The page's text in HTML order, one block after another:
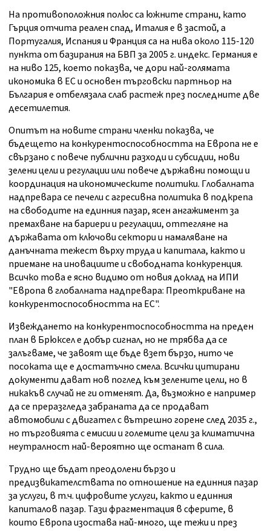
На противоположния полюс са южните страни, като
Гърция отчита реален спад, Италия е в застой, а
Португалия, Испания и Франция са на нива около 115-120
пункта от базирания на БВП за 2005 г. индекс. Германия е
на ниво 125, което показва, че дори най-голямата
икономика в ЕС и основен търговски партньор на
България е отбелязала слаб растеж през последните две
десетилетия.
Опитът на новите страни членки показва, че
бъдещето на конкурентоспособността на Европа не е
свързано с повече публични разходи и субсидии, нови
зелени цели и регулации или повече държавни помощи и
координация на икономическите политики. Глобалната
надпревара се печели с агресивна политика в подкрепа
на свободите на единния пазар, ясен ангажимент за
премахване на бариери и регулации, оттегляне на
държавата от ключови сектори и намаляване на
данъчната тежест върху труда и капитала, както и
приемане на иновациите и свободната конкуренция.
Всичко това е ясно видимо от новия доклад на ИПИ
"Европа в глобалната надпревара: Преоткриване на
конкурентоспособността на ЕС".
Извеждането на конкурентоспособността на преден
план в Брюксел е добър сигнал, но не трябва да се
залъгваме, че завоят ще бъде взет бързо, нито че
посоката ще е достатъчно смела. Всички цитирани
документи дават нов поглед към зелените цели, но в
никакъв случай не ги отменят. Да, възможно е например
да се преразгледа забраната да се продават
автомобили с двигател с вътрешно горене след 2035 г.,
но търговията с емисии и големите цели за климатична
неутралност най-вероятно ще останат в сила.
Трудно ще бъдат преодолени бързо и
предизвикателствата по отношение на единния пазар
за услуги, в т.ч. цифровите услуги, както и единния
капиталов пазар. Тази фрагментация в сферите, в
които Европа изостава най-много, ще тежи и през